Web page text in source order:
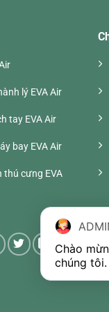
lý EVA Air
tay EVA Air
bay EVA Air
thú cưng EVA
Chào
chúng tôi.